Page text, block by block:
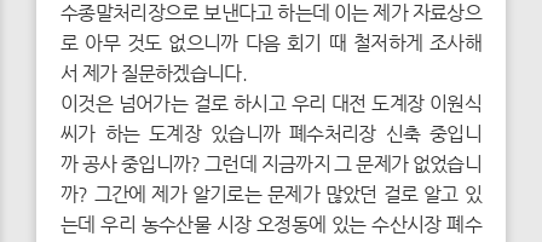
수종말처리장으로 보낸다고 하는데 이는 제가 자료상으
로 아무 것도 없으니까 다음 회기 때 철저하게 조사해
서 제가 질문하겠습니다.
이것은 넘어가는 걸로 하시고 우리 대전 도계장 이원식
씨가 하는 도계장 있습니까 폐수처리장 신축 중입니
까 공사 중입니까? 그런데 지금까지 그 문제가 없었습니
까? 그간에 제가 알기로는 문제가 많았던 걸로 알고 있
는데 우리 농수산물 시장 오정동에 있는 수산시장 폐수